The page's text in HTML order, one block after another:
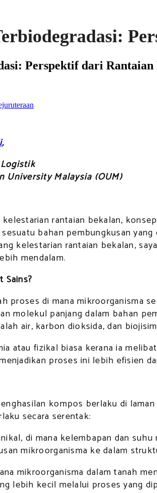
Perspektif dari
,
University Malaysia (OUM)
rantaian bekalan,
bahan pembungkusan
kelestarian rantaian bekalan,
mendalam.
Sains?
proses di mana mikroorganisma
molekul panjang dalam bahan
air, karbon dioksida, dan
atau fizikal biasa kerana ia
proses ini lebih efisien
kompos berlaku di
secara serentak:
di mana kelembapan dan
mikroorganisma ke dalam
mikroorganisma dalam tanah
lebih kecil melalui proses yang